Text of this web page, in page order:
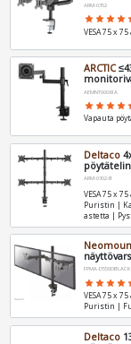
ARM-0352
star star star star
VESA 75 x
ARCTIC
AEMNT00061A
star star star star
Vapauta
Deltaco
ARM-0302-B
VESA 75 x
Puristin |
astetta |
FPMA-D550DBLACK
star star star star
VESA 75 x
Puristin |
Deltaco